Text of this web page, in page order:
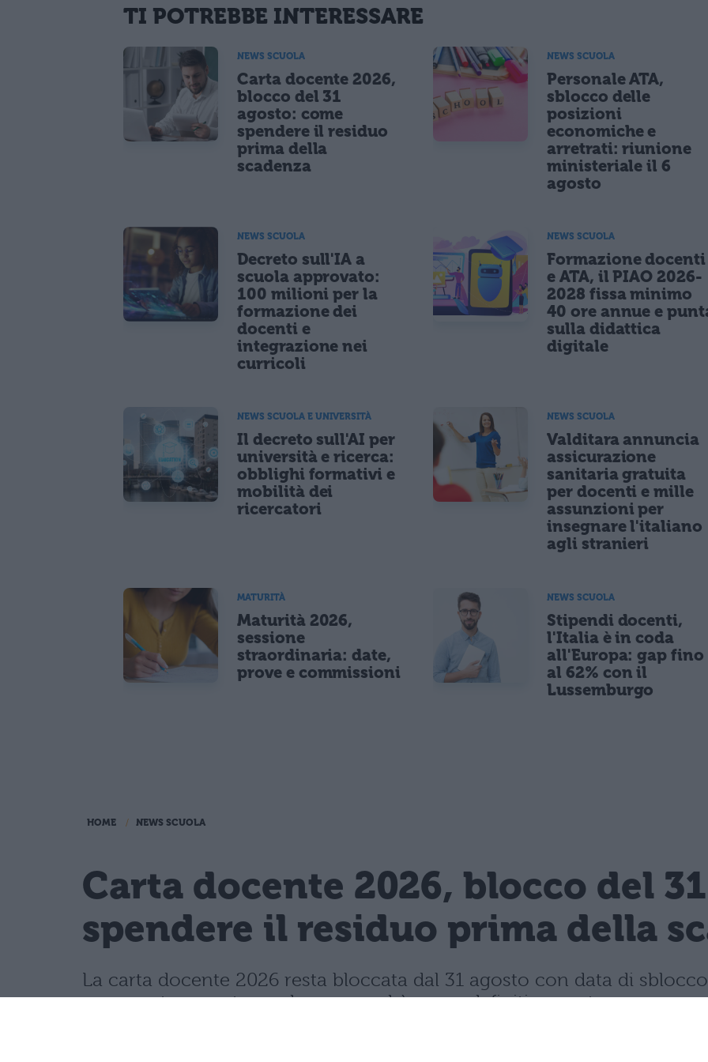
TI POTREBBE INTERESSARE
NEWS SCUOLA
Carta docente 2026,
blocco del 31
agosto: come
spendere il residuo
prima della
scadenza
NEWS SCUOLA
Personale ATA,
sblocco delle
posizioni
economiche e
arretrati: riunione
ministeriale il 6
agosto
NEWS SCUOLA
Decreto sull'IA a
scuola approvato:
100 milioni per la
formazione dei
docenti e
integrazione nei
curricoli
NEWS SCUOLA
Formazione docenti
e ATA, il PIAO 2026-
2028 fissa minimo
40 ore annue e
sulla didattica
digitale
NEWS SCUOLA E UNIVERSITÀ
Il decreto sull'AI per
università e ricerca:
obblighi formativi e
mobilità dei
ricercatori
NEWS SCUOLA
Valditara annuncia
assicurazione
sanitaria gratuita
per docenti e mille
assunzioni per
insegnare l'italiano
agli stranieri
MATURITÀ
Maturità 2026,
sessione
straordinaria: date,
prove e commissioni
NEWS SCUOLA
Stipendi docenti,
l'Italia è in coda
all'Europa: gap fino
al 62% con il
Lussemburgo
HOME NEWS SCUOLA
Carta docente 2026, blocco del
spendere il residuo prima della
La carta docente 2026 resta bloccata dal 31 agosto con data di
speso entro questa scadenza o andrà perso definitivamente.